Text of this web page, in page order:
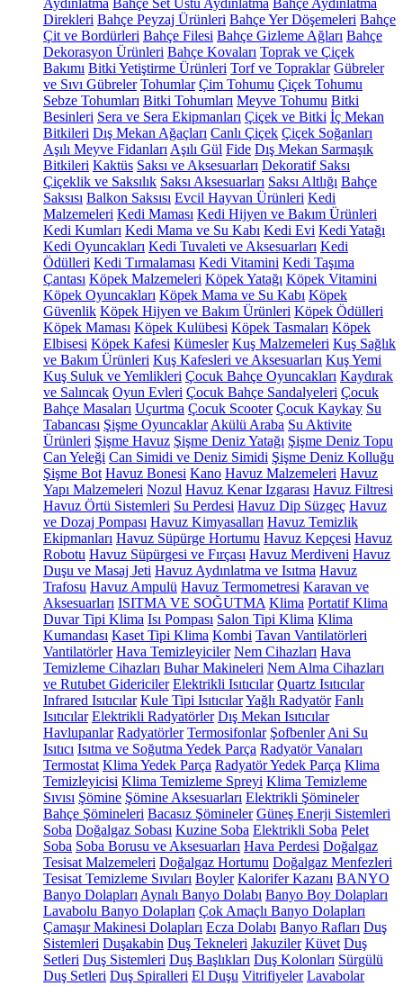
Aydınlatma Bahçe Set Üstü Aydınlatma Bahçe Aydınlatma
Direkleri Bahçe Peyzaj Ürünleri Bahçe Yer Döşemeleri Bahçe
Çit ve Bordürleri Bahçe Filesi Bahçe Gizleme Ağları Bahçe
Dekorasyon Ürünleri Bahçe Kovaları Toprak ve Çiçek
Bakımı Bitki Yetiştirme Ürünleri Torf ve Topraklar Gübreler
ve Sıvı Gübreler Tohumlar Çim Tohumu Çiçek Tohumu
Sebze Tohumları Bitki Tohumları Meyve Tohumu Bitki
Besinleri Sera ve Sera Ekipmanları Çiçek ve Bitki İç Mekan
Bitkileri Dış Mekan Ağaçları Canlı Çiçek Çiçek Soğanları
Aşılı Meyve Fidanları Aşılı Gül Fide Dış Mekan Sarmaşık
Bitkileri Kaktüs Saksı ve Aksesuarları Dekoratif Saksı
Çiçeklik ve Saksılık Saksı Aksesuarları Saksı Altlığı Bahçe
Saksısı Balkon Saksısı Evcil Hayvan Ürünleri Kedi
Malzemeleri Kedi Maması Kedi Hijyen ve Bakım Ürünleri
Kedi Kumları Kedi Mama ve Su Kabı Kedi Evi Kedi Yatağı
Kedi Oyuncakları Kedi Tuvaleti ve Aksesuarları Kedi
Ödülleri Kedi Tırmalaması Kedi Vitamini Kedi Taşıma
Çantası Köpek Malzemeleri Köpek Yatağı Köpek Vitamini
Köpek Oyuncakları Köpek Mama ve Su Kabı Köpek
Güvenlik Köpek Hijyen ve Bakım Ürünleri Köpek Ödülleri
Köpek Maması Köpek Kulübesi Köpek Tasmaları Köpek
Elbisesi Köpek Kafesi Kümesler Kuş Malzemeleri Kuş Sağlık
ve Bakım Ürünleri Kuş Kafesleri ve Aksesuarları Kuş Yemi
Kuş Suluk ve Yemlikleri Çocuk Bahçe Oyuncakları Kaydırak
ve Salıncak Oyun Evleri Çocuk Bahçe Sandalyeleri Çocuk
Bahçe Masaları Uçurtma Çocuk Scooter Çocuk Kaykay Su
Tabancası Şişme Oyuncaklar Akülü Araba Su Aktivite
Ürünleri Şişme Havuz Şişme Deniz Yatağı Şişme Deniz Topu
Can Yeleği Can Simidi ve Deniz Simidi Şişme Deniz Kolluğu
Şişme Bot Havuz Bonesi Kano Havuz Malzemeleri Havuz
Yapı Malzemeleri Nozul Havuz Kenar Izgarası Havuz Filtresi
Havuz Örtü Sistemleri Su Perdesi Havuz Dip Süzgeç Havuz
ve Dozaj Pompası Havuz Kimyasalları Havuz Temizlik
Ekipmanları Havuz Süpürge Hortumu Havuz Kepçesi Havuz
Robotu Havuz Süpürgesi ve Fırçası Havuz Merdiveni Havuz
Duşu ve Masaj Jeti Havuz Aydınlatma ve Isıtma Havuz
Trafosu Havuz Ampulü Havuz Termometresi Karavan ve
Aksesuarları ISITMA VE SOĞUTMA Klima Portatif Klima
Duvar Tipi Klima Isı Pompası Salon Tipi Klima Klima
Kumandası Kaset Tipi Klima Kombi Tavan Vantilatörleri
Vantilatörler Hava Temizleyiciler Nem Cihazları Hava
Temizleme Cihazları Buhar Makineleri Nem Alma Cihazları
ve Rutubet Gidericiler Elektrikli Isıtıcılar Quartz Isıtıcılar
Infrared Isıtıcılar Kule Tipi IsıtıcılarYağlı Radyatör Fanlı
Isıtıcılar Elektrikli Radyatörler Dış Mekan Isıtıcılar
Havlupanlar Radyatörler Termosifonlar Şofbenler Ani Su
Isıtıcı Isıtma ve Soğutma Yedek Parça Radyatör Vanaları
Termostat Klima Yedek Parça Radyatör Yedek Parça Klima
Temizleyicisi Klima Temizleme Spreyi Klima Temizleme
Sıvısı Şömine Şömine Aksesuarları Elektrikli Şömineler
Bahçe Şömineleri Bacasız Şömineler Güneş Enerji Sistemleri
Soba Doğalgaz Sobası Kuzine Soba Elektrikli Soba Pelet
Soba Soba Borusu ve Aksesuarları Hava Perdesi Doğalgaz
Tesisat Malzemeleri Doğalgaz Hortumu Doğalgaz Menfezleri
Tesisat Temizleme Sıvıları Boyler Kalorifer Kazanı BANYO
Banyo Dolapları Aynalı Banyo Dolabı Banyo Boy Dolapları
Lavabolu Banyo Dolapları Çok Amaçlı Banyo Dolapları
Çamaşır Makinesi Dolapları Ecza Dolabı Banyo Rafları Duş
Sistemleri Duşakabin Duş Tekneleri Jakuziler Küvet Duş
Setleri Duş Sistemleri Duş Başlıkları Duş Kolonları Sürgülü
Duş Setleri Duş Spiralleri El Duşu Vitrifiyeler Lavabolar